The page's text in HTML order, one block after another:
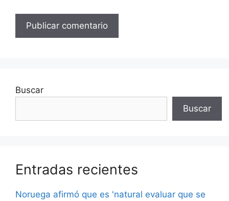
Buscar
Buscar
Entradas recientes
Noruega afirmó que es 'natural evaluar que se